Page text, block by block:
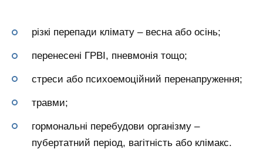
різкі перепади клімату – весна або осінь;
перенесені ГРВІ, пневмонія тощо;
стреси або психоемоційний перенапруження;
травми;
гормональні перебудови організму –
пубертатний період, вагітність або клімакс.